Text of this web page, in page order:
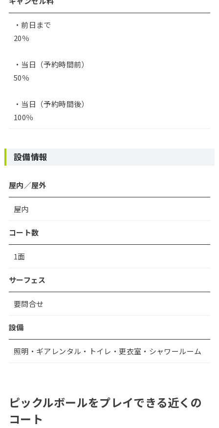
・前日まで
20％
・当日（予約時間前）
50％
・当日（予約時間後）
100％
設備情報
屋内／屋外
屋内
コート数
1面
サーフェス
要問合せ
設備
照明・ギアレンタル・トイレ・更衣室・シャワールーム
ピックルボールをプレイできる近くの
コート